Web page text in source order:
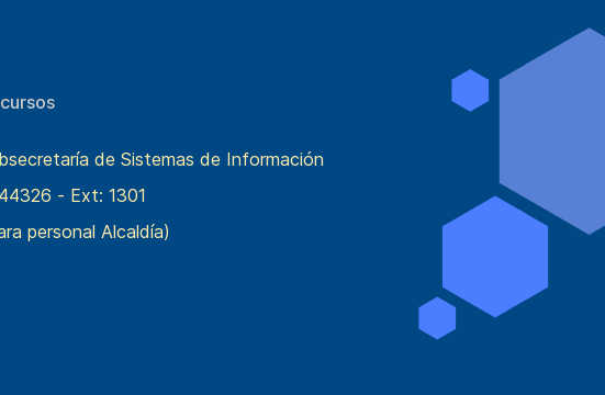
de Sistemas de Información
- Ext: 1301
personal Alcaldía)